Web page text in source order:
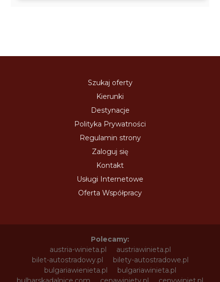
Szukaj oferty
Kierunki
Destynacje
Polityka Prywatności
Regulamin strony
Zaloguj się
Kontakt
Usługi Internetowe
Oferta Współpracy
Polecamy:
austria-winieta.pl
austriawinieta.pl
bilet-autostradowy.pl
bilety-autostradowe.pl
bulgariawienieta.pl
bulgariawinieta.pl